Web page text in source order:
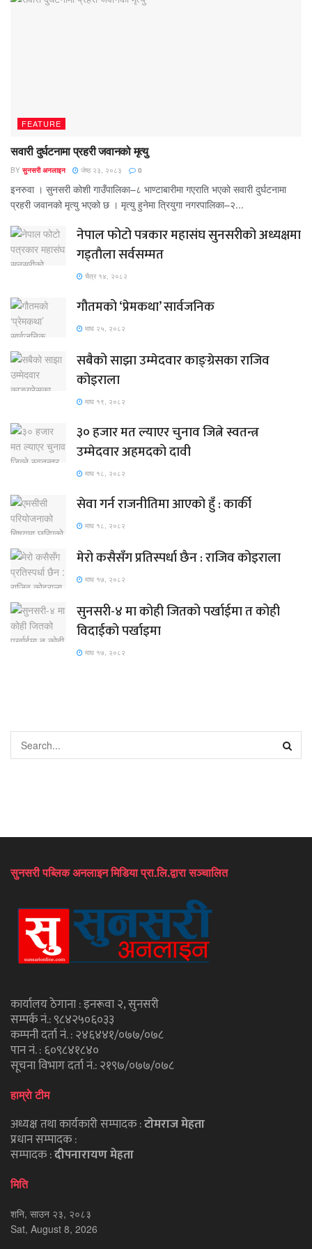
FEATURE
सवारी दुर्घटनामा प्रहरी जवानको मृत्यु
BY सुनसरी अनलाइन जेष्ठ २३, २०८३ 0
इनरुवा । सुनसरी कोशी गाउँपालिका–८ भाण्टाबारीमा गएराति भएको सवारी दुर्घटनामा
प्रहरी जवानको मृत्यु भएको छ । मृत्यु हुनेमा त्रियुगा नगरपालिका–२...
नेपाल फोटो पत्रकार महासंघ सुनसरीको अध्यक्षमा
गड्ताैला सर्वसम्मत
चैत्र १४, २०८२
गौतमको ‘प्रेमकथा’ सार्वजनिक
माघ २५, २०८२
सबैको साझा उम्मेदवार काङ्ग्रेसका राजिव
कोइराला
माघ १९, २०८२
३० हजार मत ल्याएर चुनाव जित्ने स्वतन्त्र
उम्मेदवार अहमदको दावी
माघ १८, २०८२
सेवा गर्न राजनीतिमा आएको हुँ : कार्की
माघ १८, २०८२
मेरो कसैसँग प्रतिस्पर्धा छैन : राजिव कोइराला
माघ १७, २०८२
सुनसरी-४ मा कोही जितको पर्खाईमा त कोही
विदाईको पर्खाइमा
माघ १७, २०८२
सुनसरी पब्लिक अनलाइन मिडिया प्रा.लि.द्वारा सञ्चालित
कार्यालय ठेगाना : इनरूवा २, सुनसरी
सम्पर्क नं.: ९८४२५०६०३३
कम्पनी दर्ता नं. : २४६४४१/०७७/०७८
पान नं. : ६०९८४१८४०
सूचना विभाग दर्ता नं.: २१९७/०७७/०७८
हाम्राे टीम
अध्यक्ष तथा कार्यकारी सम्पादक :टाेमराज मेहता
प्रधान सम्पादक :
सम्पादक :दीपनारायण मेहता
मिति
शनि, साउन २३, २०८३
Sat, August 8, 2026